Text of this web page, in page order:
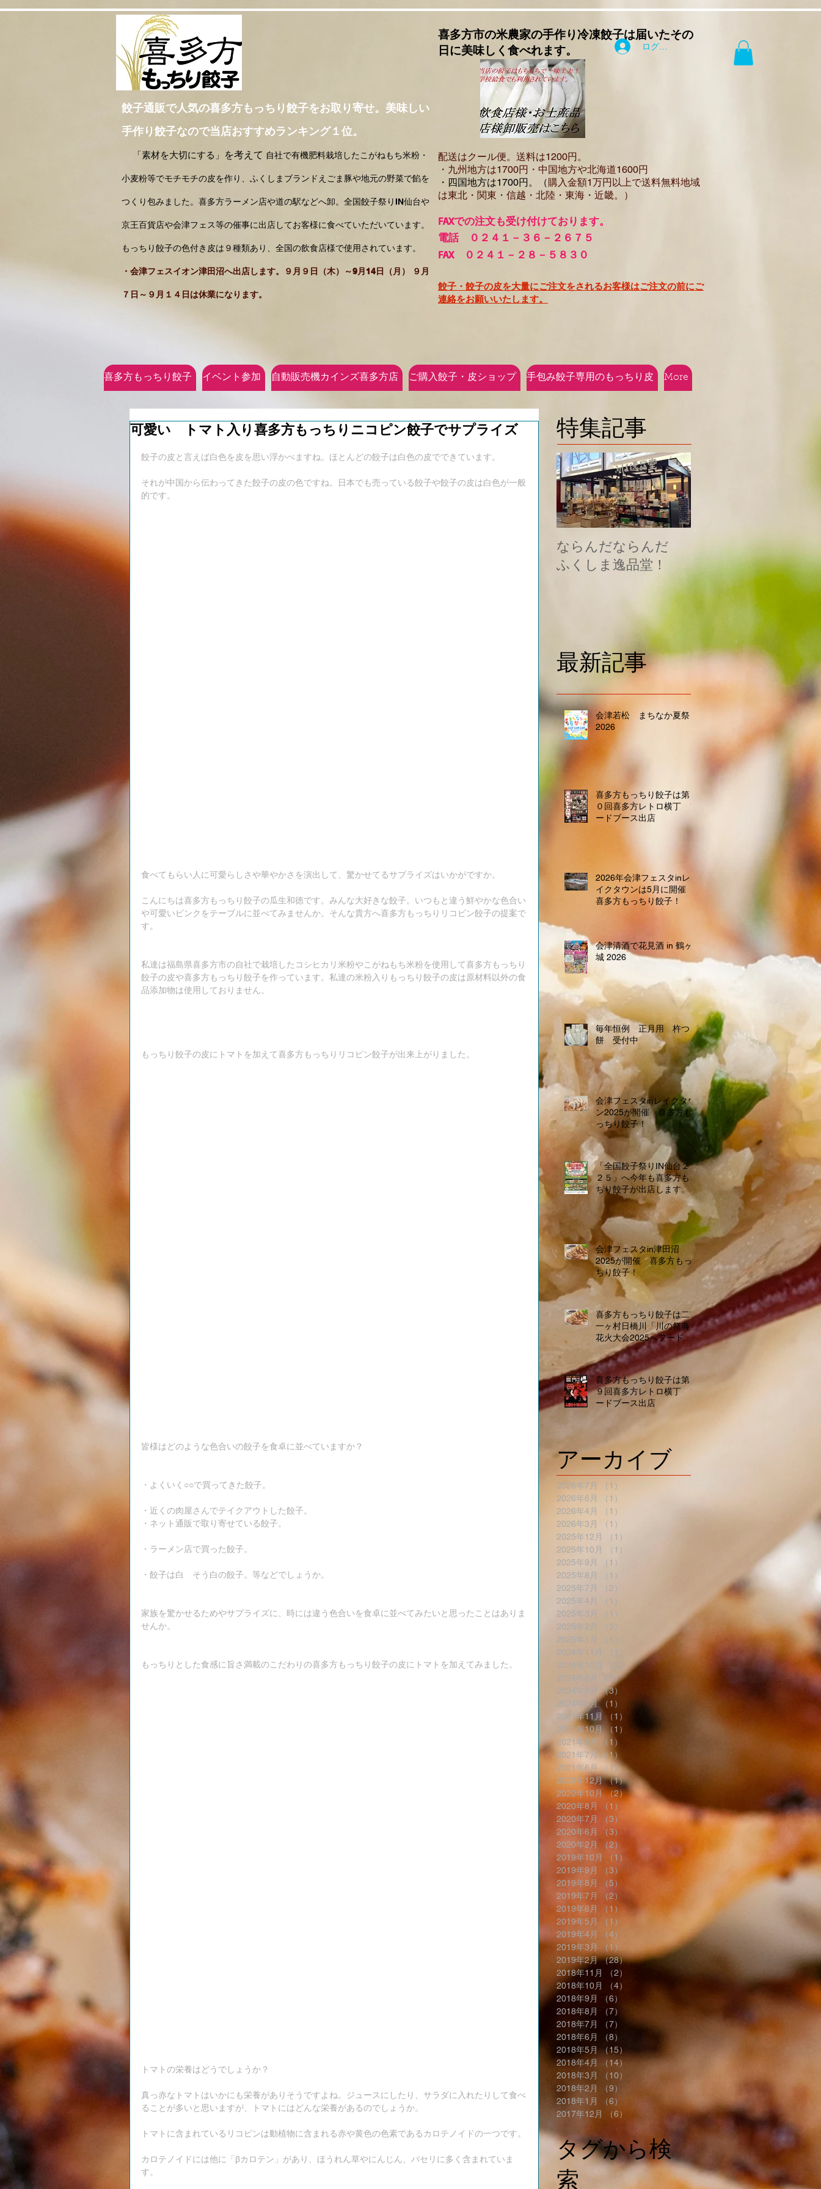
餃子通販で人気の喜多方もっちり餃子をお取り寄せ。美味しい
手作り餃子なので当店おすすめランキング１位。
「素材を大切にする」 を考えて 自社で有機肥料栽培したこがねもち米粉・
小麦粉等でモチモチの皮を作り、ふくしまブランドえごま豚や地元の野菜で餡を
つくり包みました。喜多方ラーメン店や道の駅などへ卸。全国餃子祭りIN仙台や
京王百貨店や会津フェス等の催事に出店してお客様に食べていただいています。
もっちり餃子の色付き皮は９種類あり、全国の飲食店様で使用されています。
・会津フェスイオン津田沼へ出店します。９月９日（木）～9月14日（月） ９月
７日～９月１４日は休業になります。
喜多方市の米農家の手作り冷凍餃子は届いたその
日に美味しく食べれます。
配送はクール便。送料は1200円。
・​九州地方は1700円 ・中国地方や北海道1600円
・四国地方は1700円。（購入金額1万円以上で送料無料地域
は東北・関東・信越・北陸・東海・近畿。）
FAXでの注文も受け付けております。
電話 ０２４１－３６－２６７５
FAX ０２４１－２８－５８３０
餃子・餃子の皮を大量にご注文をされるお客様はご注文の前にご
連絡をお願いいたします。​
ログイン
喜多方もっちり餃子 イベント参加 自動販売機カインズ喜多方店 ご購入餃子・皮ショップ 手包み餃子専用のもっちり皮 More
可愛い トマト入り喜多方もっちりニコピン餃子でサプライズ
餃子の皮と言えば白色を皮を思い浮かべますね。ほとんどの餃子は白色の皮でできています。
それが中国から伝わってきた餃子の皮の色ですね。日本でも売っている餃子や餃子の皮は白色が一般
的です。
食べてもらい人に可愛らしさや華やかさを演出して、驚かせてるサプライズはいかがですか。
こんにちは喜多方もっちり餃子の瓜生和徳です。みんな大好きな餃子。いつもと違う鮮やかな色合い
や可愛いピンクをテーブルに並べてみませんか。そんな貴方へ喜多方もっちりリコピン餃子の提案で
す。
私達は福島県喜多方市の自社で栽培したコシヒカリ米粉やこがねもち米粉を使用して喜多方もっちり
餃子の皮や喜多方もっちり餃子を作っています。私達の米粉入りもっちり餃子の皮は原材料以外の食
品添加物は使用しておりません。
もっちり餃子の皮にトマトを加えて喜多方もっちりリコピン餃子が出来上がりました。
皆様はどのような色合いの餃子を食卓に並べていますか？
・よくいく○○で買ってきた餃子。
・近くの肉屋さんでテイクアウトした餃子。
・ネット通販で取り寄せている餃子。
・ラーメン店で買った餃子。
・餃子は白　そう白の餃子。等などでしょうか。
家族を驚かせるためやサプライズに、時には違う色合いを食卓に並べてみたいと思ったことはありま
せんか。
もっちりとした食感に旨さ満載のこだわりの喜多方もっちり餃子の皮にトマトを加えてみました。
トマトの栄養はどうでしょうか？
真っ赤なトマトはいかにも栄養がありそうですよね。ジュースにしたり、サラダに入れたりして食べ
ることが多いと思いますが、トマトにはどんな栄養があるのでしょうか。
トマトに含まれているリコピンは動植物に含まれる赤や黄色の色素であるカロテノイドの一つです。
カロテノイドには他に「βカロテン」があり、ほうれん草やにんじん、パセリに多く含まれていま
す。
特集記事
ならんだならんだ
ふくしま逸品堂！
最新記事
会津若松 まちなか夏祭り
2026
喜多方もっちり餃子は第２
０回喜多方レトロ横丁 フ
ードブース出店
2026年会津フェスタinレ
イクタウンは5月に開催
喜多方もっちり餃子！
会津清酒で花見酒 in 鶴ヶ
城 2026
毎年恒例 正月用 杵つき
餅 受付中
会津フェスタinレイクタウ
ン2025が開催 喜多方も
っちり餃子！
「全国餃子祭りIN仙台２０
２５」へ今年も喜多方もっ
ちり餃子が出店します。
会津フェスタin津田沼
2025が開催 喜多方もっ
ちり餃子！
喜多方もっちり餃子は二市
一ヶ村日橋川「川の祭典」
花火大会2025へフードブ
ース出店
喜多方もっちり餃子は第１
９回喜多方レトロ横丁 フ
ードブース出店
アーカイブ
2026年7月 （1）
2026年6月
（1）
2026年4月
（1）
2026年3月
（1）
2025年12月
（1）
2025年10月
（1）
2025年9月
（1）
2025年8月
（1）
2025年7月
（2）
2025年4月
（1）
2025年3月
（1）
2025年2月
（5）
2025年1月
（1）
1件の記事
2024年11月
（1）
1件の記事
2024年10月
（2）
2件の記事
2024年8月
（2）2件の記事
2024年6月
（3）
2024年5月 （1）
1件の記事
2021年11月 （1）
2021年10月
（1）
1件の記事
2021年9月
（1）
2021年7月 （1）
2021年6月
（1）1件の記事
2020年12月 （1）1件の記事
2020年10月 （2）2件の記事
2020年8月
（1）
1件の記事
2020年7月
（3）
3件の記事
2020年6月
（3）
2020年2月
（2）
2019年10月
（1）
1件の記事
2019年9月
（3）
2019年8月
（5）
2019年7月
（2）
2019年6月
（1）
1件の記事
2019年5月
（1）
2019年4月
（4）
2019年3月
（1）
1件の記事
2019年2月 （28）28件の記事
2018年11月
（2）
2018年10月
（4）
4件の記事
2018年9月
（6）
2018年8月
（7）
2018年7月
（7）
7件の記事
2018年6月
（8）
2018年5月
（15）15件の記事
2018年4月
（14）
14件の記事
2018年3月
（10）
2018年2月
（9）
2018年1月
（6）
2017年12月
（6）
タグから検
索